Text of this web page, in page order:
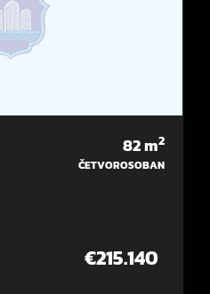
82m2
ČETVOROSOBAN
€215.140